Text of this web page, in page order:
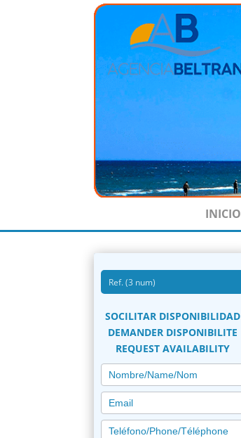
INICIO
SOCILITAR DISPONIBILIDAD
DEMANDER DISPONIBILITE
REQUEST AVAILABILITY
PETICION
RESERVA